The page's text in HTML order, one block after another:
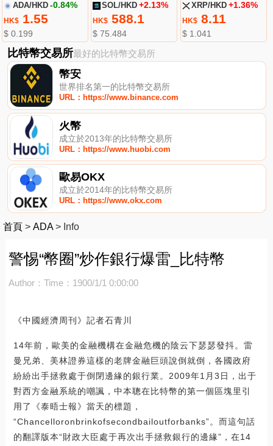
ADA/HKD -0.84%
HK$1.55
$ 0.199
SOL/HKD +2.13%
HK$ 588.1
$ 75.484
XRP/HKD +1.36%
HK$8.11
$ 1.041
比特幣交易所最好的比特幣交易所
幣安
世界排名第一的比特幣交易所
URL：https://www.binance.com
火幣
成立於2013年的比特幣交易所
URL：https://www.huobi.com
歐易OKX
成立於2014年的比特幣交易所
URL：https://www.okx.com
首頁 > ADA> Info
警惕“幣圈”炒作銀行爆雷_比特幣
Author： Time：1900/1/1 0:00:00
《中國經濟周刊》記者石青川
14年前，歐美的金融機構在金融危機的陰云下瑟瑟發抖。雷
曼兄弟、美林證券這樣的老牌金融巨頭說倒就倒，各國政府
紛紛出手拯救處于倒閉邊緣的銀行業。2009年1月3日，出于
對西方金融系統的嘲諷，中本聰在比特幣的第一個區塊里引
用了《泰晤士報》當天的標題，
“Chancelloronbrinkofsecondbailoutforbanks”。而這句話
的翻譯版本“財政大臣處于再次出手拯救銀行的邊緣”，在14